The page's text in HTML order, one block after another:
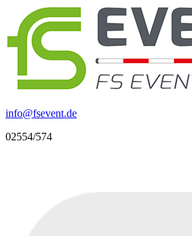
info@fsevent.de
02554/574